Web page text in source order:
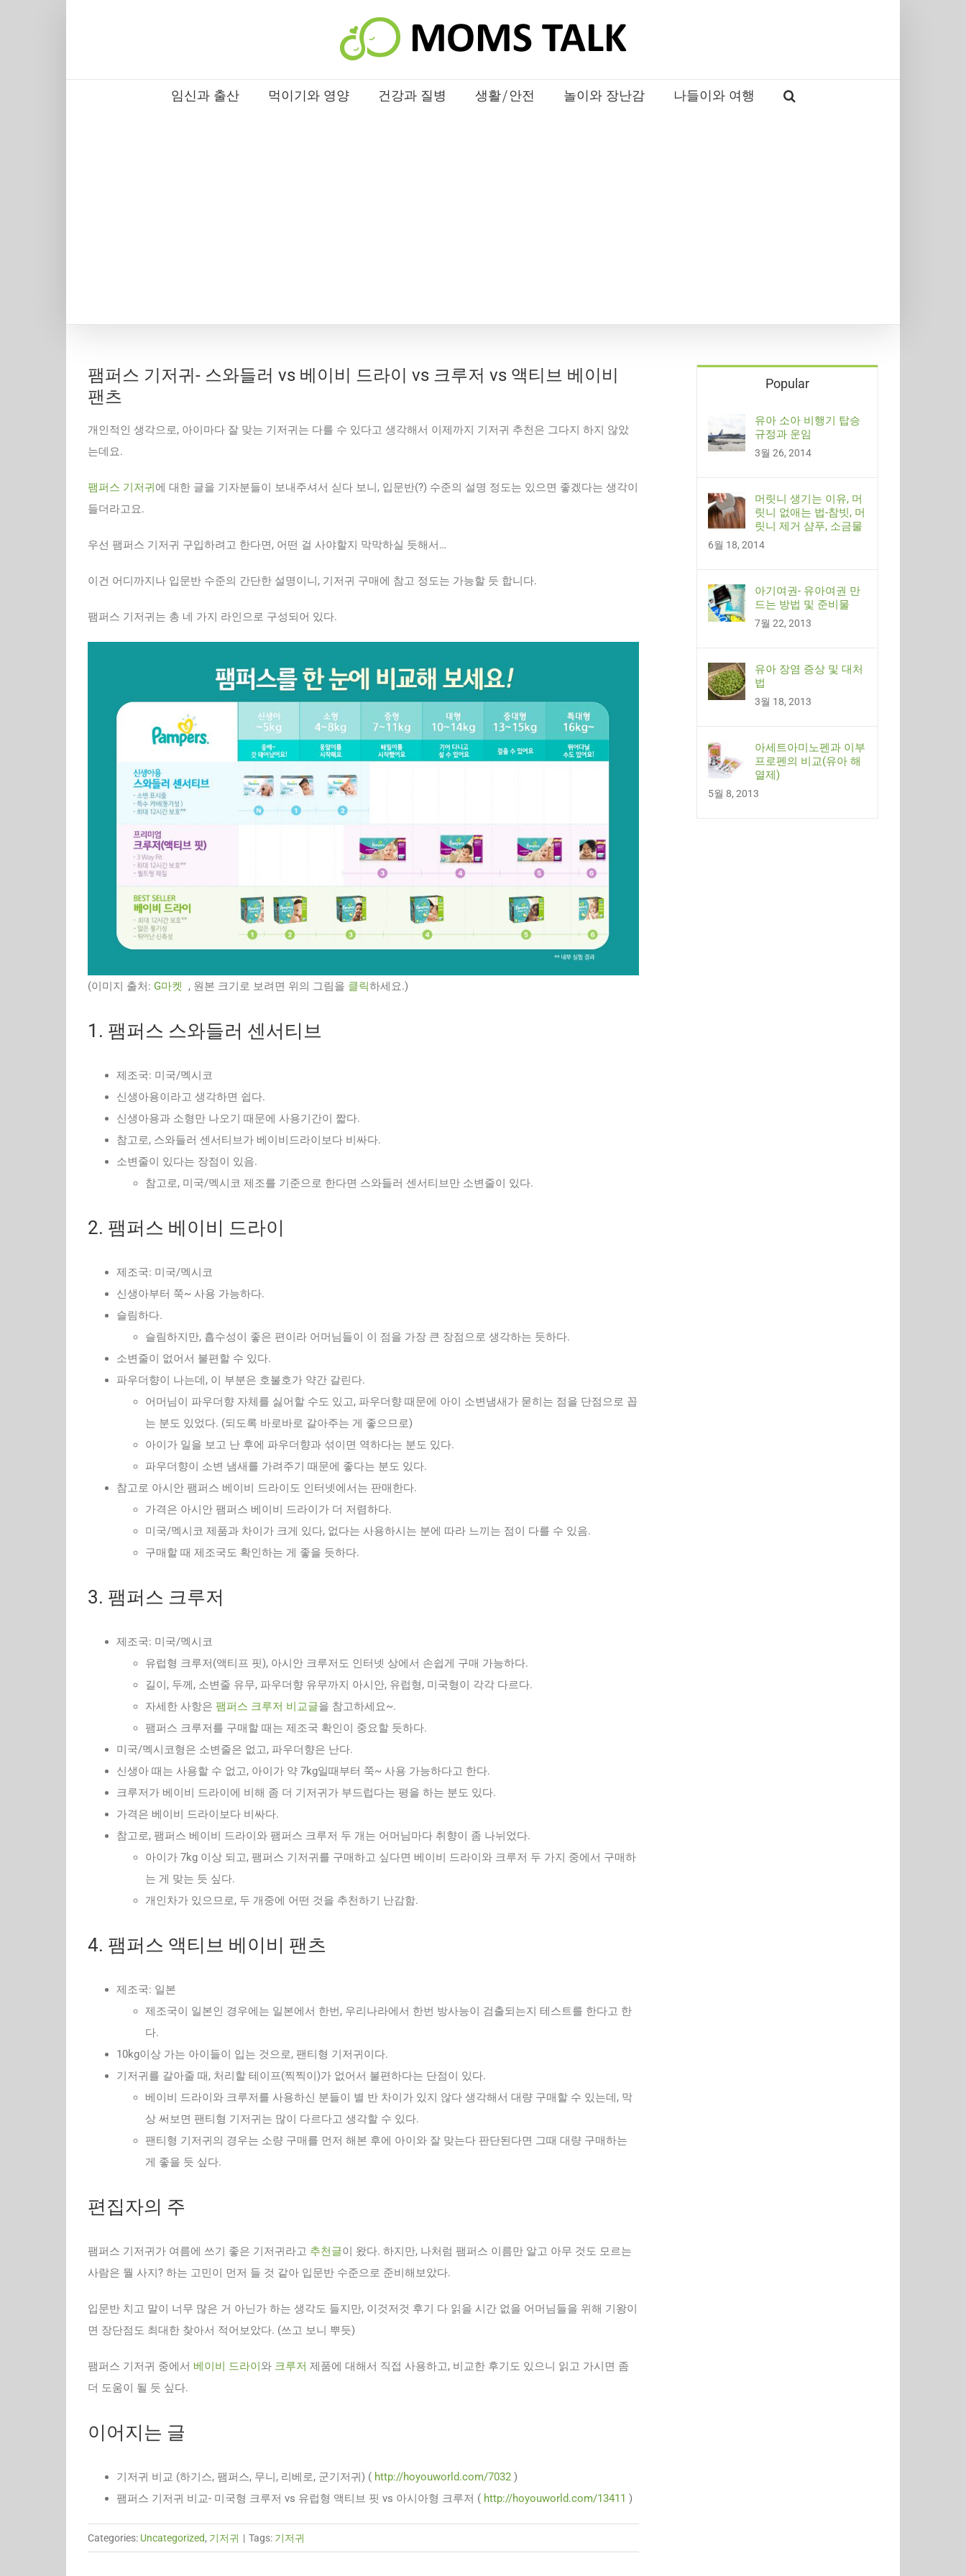
임신과 출산 먹이기와 영양 건강과 질병 생활/안전 놀이와 장난감 나들이와 여행
팸퍼스 기저귀- 스와들러 vs 베이비 드라이 vs 크루저 vs 액티브 베이비
팬츠
개인적인 생각으로, 아이마다 잘 맞는 기저귀는 다를 수 있다고 생각해서 이제까지 기저귀 추천은 그다지 하지 않았
는데요.
팸퍼스 기저귀에 대한 글을 기자분들이 보내주셔서 싣다 보니, 입문반(?) 수준의 설명 정도는 있으면 좋겠다는 생각이
들더라고요.
우선 팸퍼스 기저귀 구입하려고 한다면, 어떤 걸 사야할지 막막하실 듯해서…
이건 어디까지나 입문반 수준의 간단한 설명이니, 기저귀 구매에 참고 정도는 가능할 듯 합니다.
팸퍼스 기저귀는 총 네 가지 라인으로 구성되어 있다.
(이미지 출처: G마켓 , 원본 크기로 보려면 위의 그림을 클릭하세요.)
1. 팸퍼스 스와들러 센서티브
제조국: 미국/멕시코
신생아용이라고 생각하면 쉽다.
신생아용과 소형만 나오기 때문에 사용기간이 짧다.
참고로, 스와들러 센서티브가 베이비드라이보다 비싸다.
소변줄이 있다는 장점이 있음.
참고로, 미국/멕시코 제조를 기준으로 한다면 스와들러 센서티브만 소변줄이 있다.
2. 팸퍼스 베이비 드라이
제조국: 미국/멕시코
신생아부터 쭉~ 사용 가능하다.
슬림하다.
슬림하지만, 흡수성이 좋은 편이라 어머님들이 이 점을 가장 큰 장점으로 생각하는 듯하다.
소변줄이 없어서 불편할 수 있다.
파우더향이 나는데, 이 부분은 호불호가 약간 갈린다.
어머님이 파우더향 자체를 싫어할 수도 있고, 파우더향 때문에 아이 소변냄새가 묻히는 점을 단점으로 꼽
는 분도 있었다. (되도록 바로바로 갈아주는 게 좋으므로)
아이가 일을 보고 난 후에 파우더향과 섞이면 역하다는 분도 있다.
파우더향이 소변 냄새를 가려주기 때문에 좋다는 분도 있다.
참고로 아시안 팸퍼스 베이비 드라이도 인터넷에서는 판매한다.
가격은 아시안 팸퍼스 베이비 드라이가 더 저렴하다.
미국/멕시코 제품과 차이가 크게 있다, 없다는 사용하시는 분에 따라 느끼는 점이 다를 수 있음.
구매할 때 제조국도 확인하는 게 좋을 듯하다.
3. 팸퍼스 크루저
제조국: 미국/멕시코
유럽형 크루저(액티프 핏), 아시안 크루저도 인터넷 상에서 손쉽게 구매 가능하다.
길이, 두께, 소변줄 유무, 파우더향 유무까지 아시안, 유럽형, 미국형이 각각 다르다.
자세한 사항은 팸퍼스 크루저 비교글을 참고하세요~.
팸퍼스 크루저를 구매할 때는 제조국 확인이 중요할 듯하다.
미국/멕시코형은 소변줄은 없고, 파우더향은 난다.
신생아 때는 사용할 수 없고, 아이가 약 7kg일때부터 쭉~ 사용 가능하다고 한다.
크루저가 베이비 드라이에 비해 좀 더 기저귀가 부드럽다는 평을 하는 분도 있다.
가격은 베이비 드라이보다 비싸다.
참고로, 팸퍼스 베이비 드라이와 팸퍼스 크루저 두 개는 어머님마다 취향이 좀 나뉘었다.
아이가 7kg 이상 되고, 팸퍼스 기저귀를 구매하고 싶다면 베이비 드라이와 크루저 두 가지 중에서 구매하
는 게 맞는 듯 싶다.
개인차가 있으므로, 두 개중에 어떤 것을 추천하기 난감함.
4. 팸퍼스 액티브 베이비 팬츠
제조국: 일본
제조국이 일본인 경우에는 일본에서 한번, 우리나라에서 한번 방사능이 검출되는지 테스트를 한다고 한
다.
10kg이상 가는 아이들이 입는 것으로, 팬티형 기저귀이다.
기저귀를 갈아줄 때, 처리할 테이프(찍찍이)가 없어서 불편하다는 단점이 있다.
베이비 드라이와 크루저를 사용하신 분들이 별 반 차이가 있지 않다 생각해서 대량 구매할 수 있는데, 막
상 써보면 팬티형 기저귀는 많이 다르다고 생각할 수 있다.
팬티형 기저귀의 경우는 소량 구매를 먼저 해본 후에 아이와 잘 맞는다 판단된다면 그때 대량 구매하는
게 좋을 듯 싶다.
편집자의 주
팸퍼스 기저귀가 여름에 쓰기 좋은 기저귀라고 추천글이 왔다. 하지만, 나처럼 팸퍼스 이름만 알고 아무 것도 모르는
사람은 뭘 사지? 하는 고민이 먼저 들 것 같아 입문반 수준으로 준비해보았다.
입문반 치고 말이 너무 많은 거 아닌가 하는 생각도 들지만, 이것저것 후기 다 읽을 시간 없을 어머님들을 위해 기왕이
면 장단점도 최대한 찾아서 적어보았다. (쓰고 보니 뿌듯)
팸퍼스 기저귀 중에서 베이비 드라이와 크루저 제품에 대해서 직접 사용하고, 비교한 후기도 있으니 읽고 가시면 좀
더 도움이 될 듯 싶다.
이어지는 글
기저귀 비교 (하기스, 팸퍼스, 무니, 리베로, 군기저귀) ( http://hoyouworld.com/7032 )
팸퍼스 기저귀 비교- 미국형 크루저 vs 유럽형 액티브 핏 vs 아시아형 크루저 ( http://hoyouworld.com/13411 )
Categories: Uncategorized, 기저귀 | Tags: 기저귀
Popular
유아 소아 비행기 탑승
규정과 운임
3월 26, 2014
머릿니 생기는 이유, 머
릿니 없애는 법-참빗, 머
릿니 제거 샴푸, 소금물
6월 18, 2014
아기여권- 유아여권 만
드는 방법 및 준비물
7월 22, 2013
유아 장염 증상 및 대처
법
3월 18, 2013
아세트아미노펜과 이부
프로펜의 비교(유아 해
열제)
5월 8, 2013